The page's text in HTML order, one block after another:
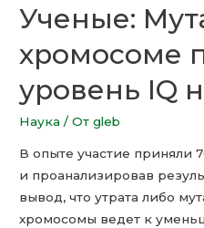
Ученые:
хромосоме
уровень IQ
Наука / От gleb
В опыте участие приняли
и проанализировав
вывод, что утрата либо
хромосомы ведет к